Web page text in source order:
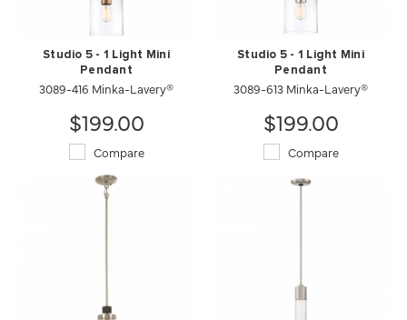
Studio 5 - 1 Light Mini
Pendant
3089-416 Minka-Lavery®
$199.00
Compare
Studio 5 - 1 Light Mini
Pendant
3089-613 Minka-Lavery®
$199.00
Compare